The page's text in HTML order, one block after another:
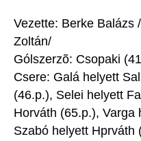
Vezette: Berke Balázs
Zoltán/
Gólszerzõ: Csopaki
Csere: Galá helyett
(46.p.), Selei helyett
Horváth (65.p.), Varga
Szabó helyett Hprváth